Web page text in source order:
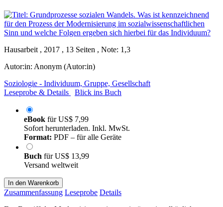
Hausarbeit , 2017 , 13 Seiten , Note: 1,3
Autor:in: Anonym (Autor:in)
Soziologie - Individuum, Gruppe, Gesellschaft
Leseprobe & Details
Blick ins Buch
eBook fürUS$ 7,99
Sofort herunterladen. Inkl. MwSt.
Format: PDF – für alle Geräte
Buch fürUS$ 13,99
Versand weltweit
In den Warenkorb
Zusammenfassung Leseprobe Details